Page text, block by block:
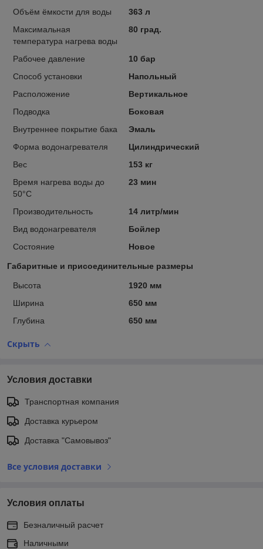
Объём ёмкости для воды
363 л
Максимальная
температура нагрева воды
80 град.
Рабочее давление
10 бар
Способ установки
Напольный
Расположение
Вертикальное
Подводка
Боковая
Внутреннее покрытие бака
Эмаль
Форма водонагревателя
Цилиндрический
Вес
153 кг
Время нагрева воды до
50°С
23 мин
Производительность
14 литр/мин
Вид водонагревателя
Бойлер
Состояние
Новое
Габаритные и присоединительные размеры
Высота
1920 мм
Ширина
650 мм
Глубина
650 мм
Скрыть
Условия доставки
Транспортная компания
Доставка курьером
Доставка "Самовывоз"
Все условия доставки
Условия оплаты
Безналичный расчет
Наличными